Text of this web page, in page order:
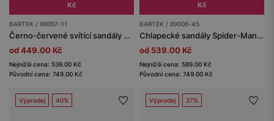
Kč
BARTEK / 89007-11
Černo-červené svítící sandály pro chlapce Spider-Man BARTEK 89007-11
od 449.00 Kč
Nejnižší cena: 539.00 Kč
Původní cena: 749.00 Kč
Kč
BARTEK / 89006-45
Chlapecké sandály Spider-Man se svítící podrážkou BARTEK 89006-45
od 539.00 Kč
Nejnižší cena: 589.00 Kč
Původní cena: 749.00 Kč
Výprodej 40% Výprodej 27%